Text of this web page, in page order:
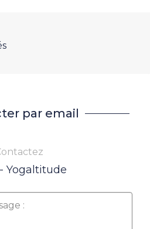
par email
Yogaltitude